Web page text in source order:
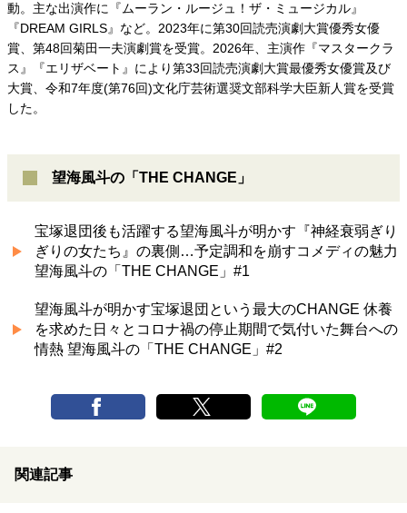
動。主な出演作に『ムーラン・ルージュ！ザ・ミュージカル』
『DREAM GIRLS』など。2023年に第30回読売演劇大賞優秀女優
賞、第48回菊田一夫演劇賞を受賞。2026年、主演作『マスタークラ
ス』『エリザベート』により第33回読売演劇大賞最優秀女優賞及び
大賞、令和7年度(第76回)文化庁芸術選奨文部科学大臣新人賞を受賞
した。
望海風斗の「THE CHANGE」
宝塚退団後も活躍する望海風斗が明かす『神経衰弱ぎり
ぎりの女たち』の裏側…予定調和を崩すコメディの魅力
望海風斗の「THE CHANGE」#1
望海風斗が明かす宝塚退団という最大のCHANGE 休養
を求めた日々とコロナ禍の停止期間で気付いた舞台への
情熱 望海風斗の「THE CHANGE」#2
関連記事